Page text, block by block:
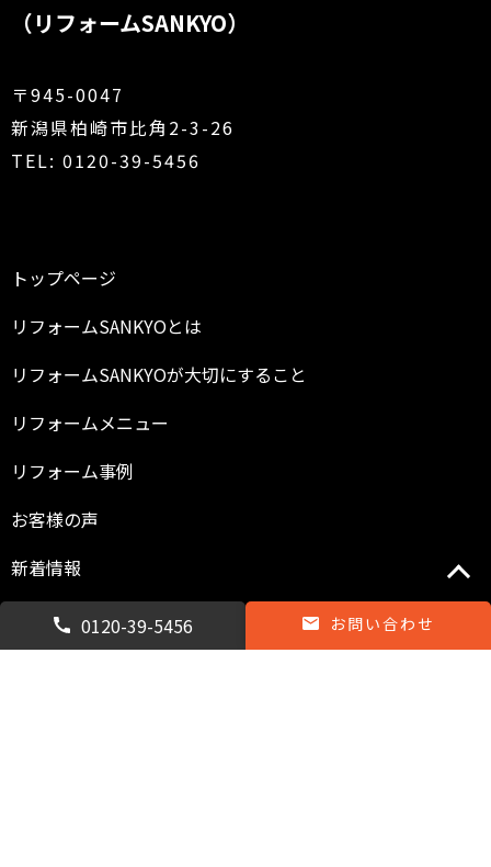
0120-39-5456 お問い合わせ
（リフォームSANKYO）
〒945-0047
新潟県柏崎市比角2-3-26
TEL: 0120-39-5456
トップページ
リフォームSANKYOとは
リフォームSANKYOが大切にすること
リフォームメニュー
リフォーム事例
お客様の声
新着情報
スタッフ紹介